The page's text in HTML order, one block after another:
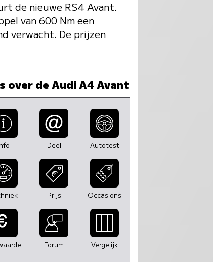
de nieuwe RS4 Avant.
van 600 Nm een
verwacht. De prijzen
over de Audi A4 Avant
Deel Autotest
Prijs Occasions
Forum Vergelijk